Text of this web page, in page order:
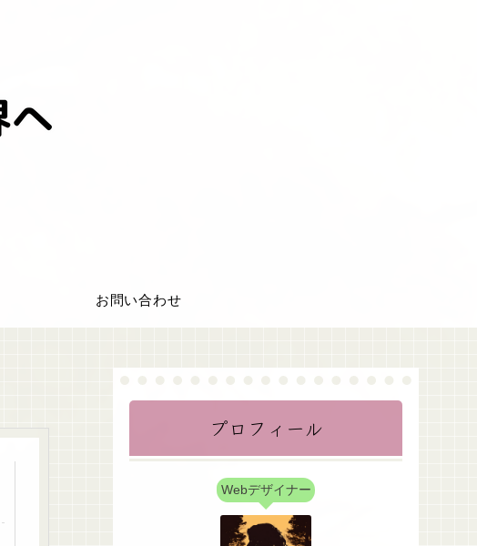
お問い合わせ
プロフィール
Webデザイナー